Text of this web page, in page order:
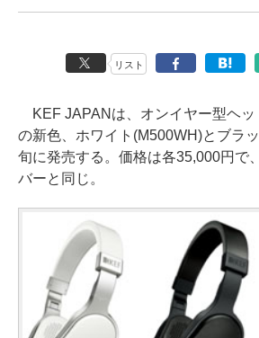
リスト
KEF JAPANは、オンイヤー型ヘッ
の新色、ホワイト(M500WH)とブラ
旬に発売する。価格は各35,000円で
バーと同じ。